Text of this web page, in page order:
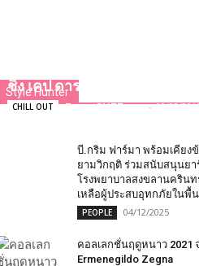
Style Hunter
ชิง เคป ดารา รีสอร์ท พัทยา
CHILL OUT Team GLITZmag - 09/08/
บี.กริม ฟาร์มา พร้อมเคียง
ยามวิกฤติ ร่วมสนับสนุนยา
โรงพยาบาลสงขลานครินท
เหลือผู้ประสบอุทกภัยในพื้
PEOPLE 04/12/2025
คอลเลกชั่นฤดูหนาว 2021
Ermenegildo Zegna